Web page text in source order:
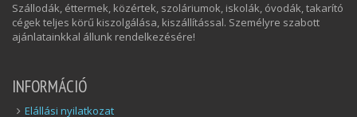
Szállodák, éttermek, közértek, szoláriumok, iskolák, óvodák, takarító
cégek teljes körű kiszolgálása, kiszállítással. Személyre szabott
ajánlatainkkal állunk rendelkezésére!
INFORMÁCIÓ
Elállási nyilatkozat